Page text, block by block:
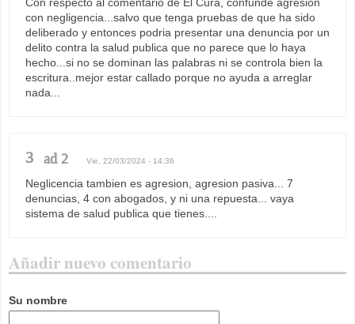
Con respecto al comentario de El Cura, confunde agresion
con negligencia...salvo que tenga pruebas de que ha sido
deliberado y entonces podria presentar una denuncia por un
delito contra la salud publica que no parece que lo haya
hecho...si no se dominan las palabras ni se controla bien la
escritura..mejor estar callado porque no ayuda a arreglar
nada...
3 ad 2 Vie, 22/03/2024 - 14:36
Neglicencia tambien es agresion, agresion pasiva... 7
denuncias, 4 con abogados, y ni una repuesta... vaya
sistema de salud publica que tienes....
Añadir nuevo comentario
Su nombre